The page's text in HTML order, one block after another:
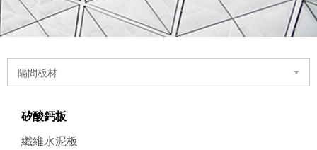
隔間板材
矽酸鈣板
纖維水泥板